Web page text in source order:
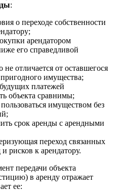
:
о переходе собственности
арендатором
его справедливой
не отличается от оставшегося
имущества;
платежей
объекта сравнимы;
имуществом без
срок аренды с арендными
переход связанных
рисков к арендатору.
передачи объекта
в аренду отражает
ее: